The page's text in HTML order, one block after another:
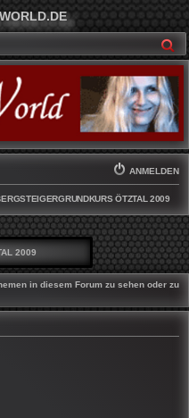
ANMELDEN
ÖTZTAL 2009
2009
in diesem Forum zu sehen oder zu